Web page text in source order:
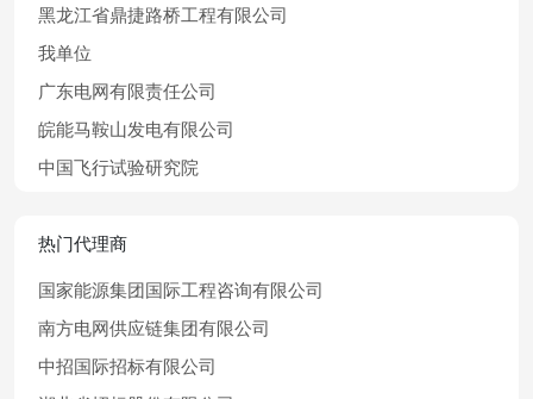
黑龙江省鼎捷路桥工程有限公司
我单位
广东电网有限责任公司
皖能马鞍山发电有限公司
中国飞行试验研究院
热门代理商
国家能源集团国际工程咨询有限公司
南方电网供应链集团有限公司
中招国际招标有限公司